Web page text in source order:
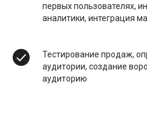
первых пользователях,
аналитики, интеграция
Тестирование продаж,
аудитории, создание
аудиторию